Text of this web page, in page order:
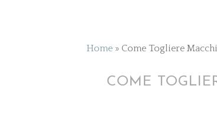
Home » Come Togliere
COME